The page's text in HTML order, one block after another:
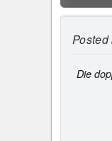
Posted
Die